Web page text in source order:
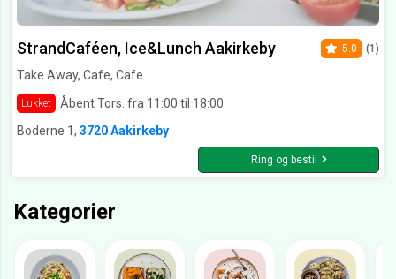
StrandCaféen, Ice&Lunch Aakirkeby
Take Away, Cafe, Cafe
Lukket Åbent Tors. fra 11:00 til 18:00
5.0 (1)
Boderne 1, 3720 Aakirkeby
Ring og bestil
Kategorier